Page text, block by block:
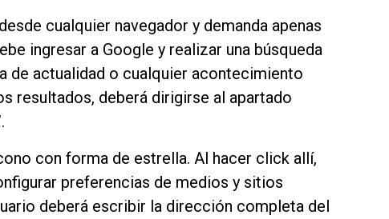
cualquier navegador y demanda apenas
ingresar a Google y realizar una búsqueda
de actualidad o cualquier acontecimiento
resultados, deberá dirigirse al apartado
con forma de estrella. Al hacer click allí,
preferencias de medios y sitios
deberá escribir la dirección completa del